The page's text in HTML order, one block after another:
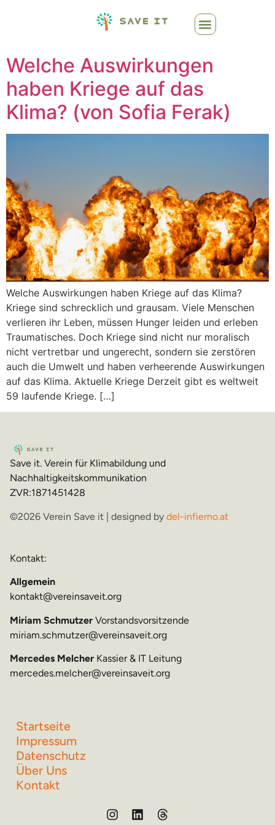
Welche Auswirkungen
haben Kriege auf das
Klima? (von Sofia Ferak)
Welche Auswirkungen haben Kriege auf das Klima?
Kriege sind schrecklich und grausam. Viele Menschen
verlieren ihr Leben, müssen Hunger leiden und erleben
Traumatisches. Doch Kriege sind nicht nur moralisch
nicht vertretbar und ungerecht, sondern sie zerstören
auch die Umwelt und haben verheerende Auswirkungen
auf das Klima. Aktuelle Kriege Derzeit gibt es weltweit
59 laufende Kriege. […]
Save it. Verein für Klimabildung und
Nachhaltigkeitskommunikation
ZVR:1871451428
©2026 Verein Save it | designed by del-infierno.at
Kontakt:
Allgemein
kontakt@vereinsaveit.org
Miriam Schmutzer Vorstandsvorsitzende
miriam.schmutzer@vereinsaveit.org
Mercedes Melcher Kassier & IT Leitung
mercedes.melcher@vereinsaveit.org
Startseite
Impressum
Datenschutz
Über Uns
Kontakt